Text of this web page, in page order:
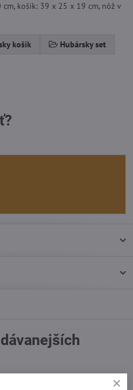
košík: 39 x 25 x 19 cm, nôž v
košík Hubársky set